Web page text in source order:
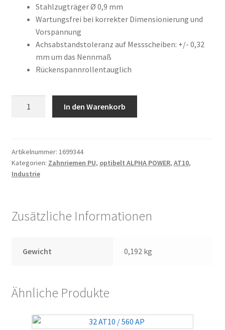
Kundeninformationen
Mein Konto
Shop
Warenkorb
Zahlungsarten
war:
177,20 €
ist:
53,57 €.
Stahlzugträger Ø 0,9 mm
Wartungsfrei bei korrekter Dimensionierung und
Vorspannung
Achsabstandstoleranz auf Messscheiben: +/- 0,32
mm um das Nennmaß
Rückenspannrollentauglich
AP
Menge
In den Warenkorb
Artikelnummer: 1699344
Kategorien: Zahnriemen PU, optibelt ALPHA POWER, AT10,
Industrie
Zusätzliche Informationen
Gewicht 0,192 kg
Ähnliche Produkte